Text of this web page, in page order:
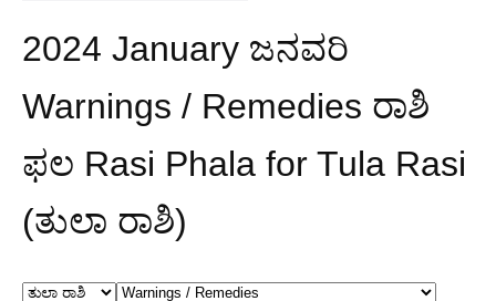
2024 January ಜನವರಿ
Warnings / Remedies ರಾಶಿ
ಫಲ Rasi Phala for Tula Rasi
(ತುಲಾ ರಾಶಿ)